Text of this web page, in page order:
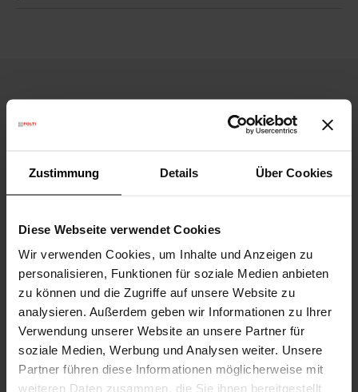
Zustimmung Details Über Cookies
Diese Webseite verwendet Cookies
Wir verwenden Cookies, um Inhalte und Anzeigen zu
personalisieren, Funktionen für soziale Medien anbieten
zu können und die Zugriffe auf unsere Website zu
analysieren. Außerdem geben wir Informationen zu Ihrer
Verwendung unserer Website an unsere Partner für
soziale Medien, Werbung und Analysen weiter. Unsere
Partner führen diese Informationen möglicherweise mit
weiteren Daten zusammen, die Sie ihnen bereitgestellt
Kundenservice
Datenverarbeitung